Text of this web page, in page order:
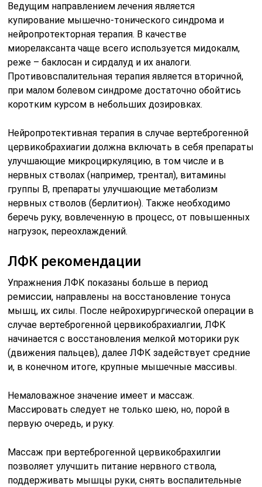
Ведущим направлением лечения является
купирование мышечно-тонического синдрома и
нейропротекторная терапия. В качестве
миорелаксанта чаще всего используется мидокалм,
реже – баклосан и сирдалуд и их аналоги.
Противовспалительная терапия является вторичной,
при малом болевом синдроме достаточно обойтись
коротким курсом в небольших дозировках.
Нейропротективная терапия в случае вертеброгенной
цервикобрахиагии должна включать в себя препараты
улучшающие микроциркуляцию, в том числе и в
нервных стволах (например, трентал), витамины
группы В, препараты улучшающие метаболизм
нервных стволов (берлитион). Также необходимо
беречь руку, вовлеченную в процесс, от повышенных
нагрузок, переохлаждений.
ЛФК рекомендации
Упражнения ЛФК показаны больше в период
ремиссии, направлены на восстановление тонуса
мышц, их силы. После нейрохирургической операции в
случае вертеброгенной цервикобрахиалгии, ЛФК
начинается с восстановления мелкой моторики рук
(движения пальцев), далее ЛФК задействует средние
и, в конечном итоге, крупные мышечные массивы.
Немаловажное значение имеет и массаж.
Массировать следует не только шею, но, порой в
первую очередь, и руку.
Массаж при вертеброгенной цервикобрахилгии
позволяет улучшить питание нервного ствола,
поддерживать мышцы руки, снять воспалительные